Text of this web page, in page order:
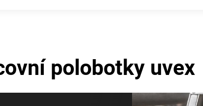
polobotky uvex